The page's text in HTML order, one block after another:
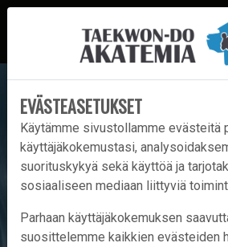
EVÄSTEASETUKSET
Käytämme sivustollamme evästeitä
käyttäjäkokemustasi,
suorituskykyä sekä käyttöä ja
sosiaaliseen mediaan liittyviä
Parhaan käyttäjäkokemuksen
suosittelemme kaikkien evästeiden